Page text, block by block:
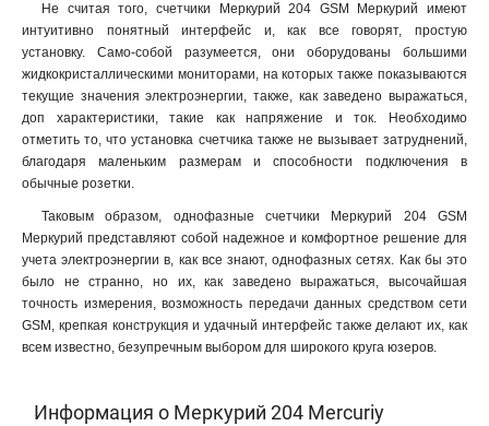
Не считая того, счетчики Меркурий 204 GSM Меркурий имеют
интуитивно понятный интерфейс и, как все говорят, простую
установку. Само-собой разумеется, они оборудованы большими
жидкокристаллическими мониторами, на которых также показываются
текущие значения электроэнергии, также, как заведено выражаться,
доп характеристики, такие как напряжение и ток. Необходимо
отметить то, что установка счетчика также не вызывает затруднений,
благодаря маленьким размерам и способности подключения в
обычные розетки.
Таковым образом, однофазные счетчики Меркурий 204 GSM
Меркурий представляют собой надежное и комфортное решение для
учета электроэнергии в, как все знают, однофазных сетях. Как бы это
было не странно, но их, как заведено выражаться, высочайшая
точность измерения, возможность передачи данных средством сети
GSM, крепкая конструкция и удачный интерфейс также делают их, как
всем известно, безупречным выбором для широкого круга юзеров.
Информация о Меркурий 204 Mercuriy